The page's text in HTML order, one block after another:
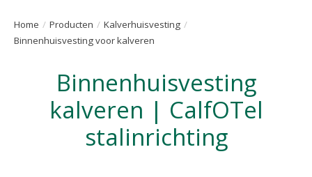
Home / Producten / Kalverhuisvesting /
Binnenhuisvesting voor kalveren
Binnenhuisvesting
kalveren | CalfOTel
stalinrichting